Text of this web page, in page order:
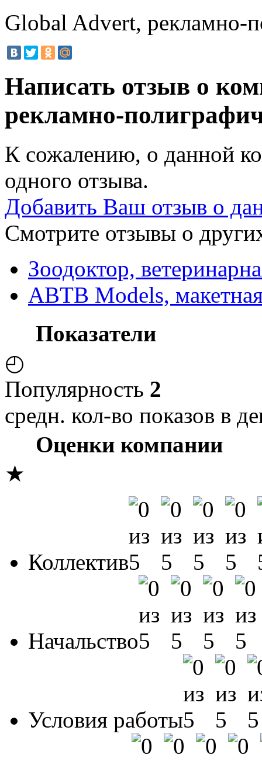
Global Advert, рекламно-
Написать отзыв о
рекламно-
К сожалению, о данной
одного отзыва.
Добавить Ваш отзыв о
Смотрите отзывы о
Зоодоктор,
ABTB Models,
Показатели
◴
Популярность 2
средн. кол-во показов в
Оценки компании
★
Коллектив
Начальство
Условия работы